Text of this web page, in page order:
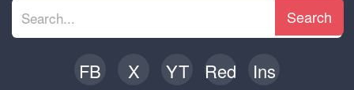
Search
FB X YT Red Ins